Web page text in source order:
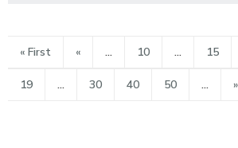
« First « ... 10 ... 15
19 ... 30 40 50 ... »